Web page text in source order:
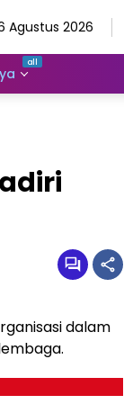
Agustus 2026
dalam